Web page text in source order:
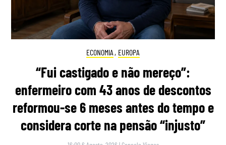
ECONOMIA , EUROPA
“Fui castigado e não mereço”:
enfermeiro com 43 anos de descontos
reformou-se 6 meses antes do tempo e
considera corte na pensão “injusto”